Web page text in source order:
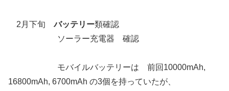
2月下旬バッテリー類確認
ソーラー充電器 確認
モバイルバッテリーは 前回10000mAh,
16800mAh, 6700mAh の3個を持っていたが、